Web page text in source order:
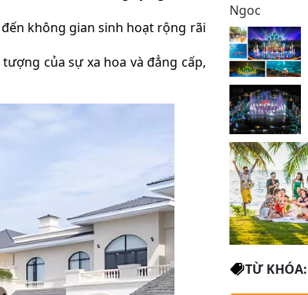
không gian sinh hoạt rộng rãi
tượng của sự xa hoa và đẳng cấp,
TỪ KHÓA: